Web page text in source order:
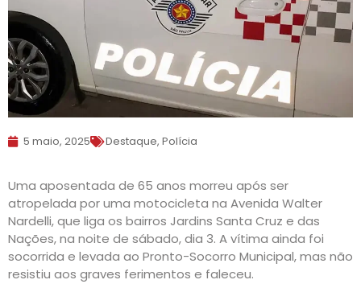
5 maio, 2025 Destaque, Polícia
Uma aposentada de 65 anos morreu após ser
atropelada por uma motocicleta na Avenida Walter
Nardelli, que liga os bairros Jardins Santa Cruz e das
Nações, na noite de sábado, dia 3. A vítima ainda foi
socorrida e levada ao Pronto-Socorro Municipal, mas não
resistiu aos graves ferimentos e faleceu.